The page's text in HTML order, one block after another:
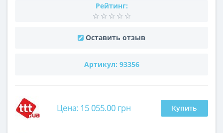
Рейтинг:
Оставить отзыв
Артикул: 93356
Цена: 15 055.00 грн Купить